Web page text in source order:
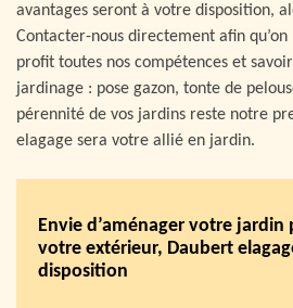
avantages seront à votre disposition,
Contacter-nous directement afin
profit toutes nos compétences et
jardinage : pose gazon, tonte de
pérennité de vos jardins reste notre
elagage sera votre allié en jardin.
Envie d’aménager votre jardin
votre extérieur, Daubert
disposition